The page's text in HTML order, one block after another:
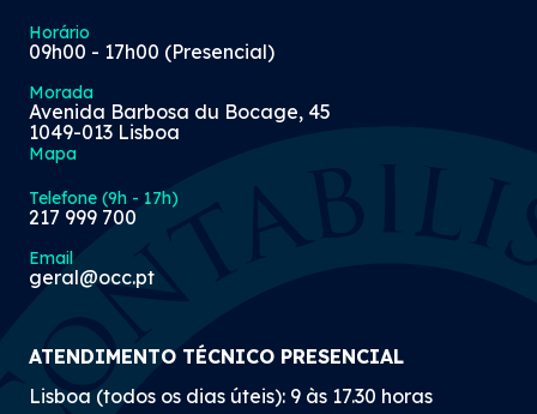
Horário
09h00 - 17h00 (Presencial)
Morada
Avenida Barbosa du Bocage, 45
1049-013 Lisboa
Mapa
Telefone (9h - 17h)
217 999 700
Email
geral@occ.pt
ATENDIMENTO TÉCNICO PRESENCIAL
Lisboa (todos os dias úteis): 9 às 17.30 horas